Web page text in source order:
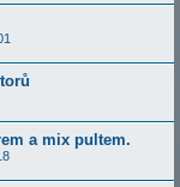
a mix pultem.